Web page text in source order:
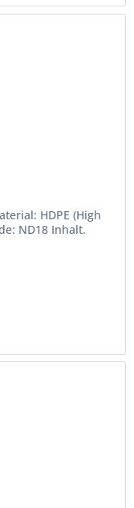
HDPE (High
ND18 Inhalt.